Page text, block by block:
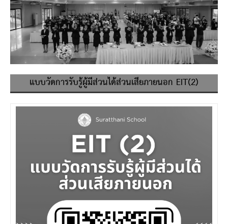
แบบวัดการรับรู้ผู้มีส่วนได้ส่วนเสียภายนอก EIT(2)